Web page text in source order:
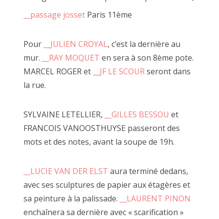
2020 avril
2020 février
2020 janvier
2019 novembre
2019 juillet
2019 août
__passage josset Paris 11ème
Pour __JULIEN CROYAL, c’est la dernière au
mur.
__RAY MOQUET en sera à son 8ème pote.
MARCEL ROGER et
__JF LE SCOURseront dans
la rue.
SYLVAINE LETELLIER, __GILLES BESSOU et
FRANCOIS VANOOSTHUYSE passeront des
mots et des notes, avant la soupe de 19h.
__LUCIE VAN DER ELST aura terminé dedans,
avec ses sculptures de papier aux étagères et
sa peinture à la palissade.
__LAURENT PINON
enchaînera sa dernière avec « scarification »